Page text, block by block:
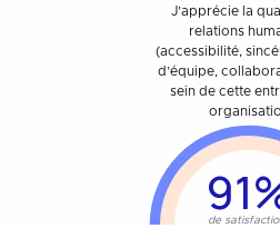
J’apprécie la
relations
(accessibilité,
d’équipe,
sein de cette
de